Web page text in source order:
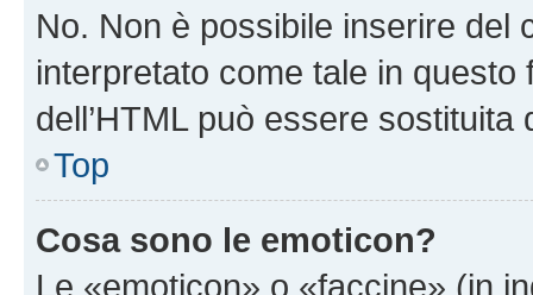
No. Non è possibile inserire del
interpretato come tale in
dell’HTML può essere sostituita
Top
Cosa sono le emoticon?
Le «emoticon» o «faccine» (in